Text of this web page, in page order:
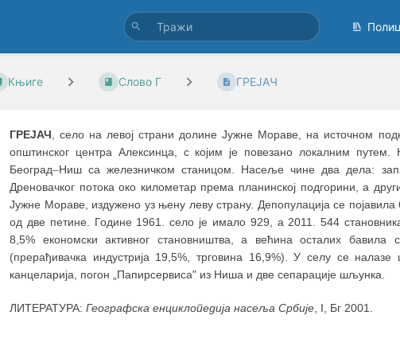
Књиге Слово Г ГРЕЈАЧ
ГРЕЈАЧ, село на левој страни долине Јужне Мораве, на источном
општинског центра Алексинца, с којим је повезано локалним путем.
Београд–Ниш са железничком станицом. Насеље чине два дела:
Дреновачког потока око километар према планинској подгорини, а
Јужне Мораве, издужено уз њену леву страну. Депопулација се
од две петине. Године 1961. село је имало 929, а 2011. 544
8,5% економски активног становништва, а већина осталих
(прерађивачка индустрија 19,5%, трговина 16,9%). У селу се
канцеларија, погон „Папирсервиса" из Ниша и две сепарације шљунка.
ЛИТЕРАТУРА: Географска енциклопедија насеља Србије , I, Бг 2001.